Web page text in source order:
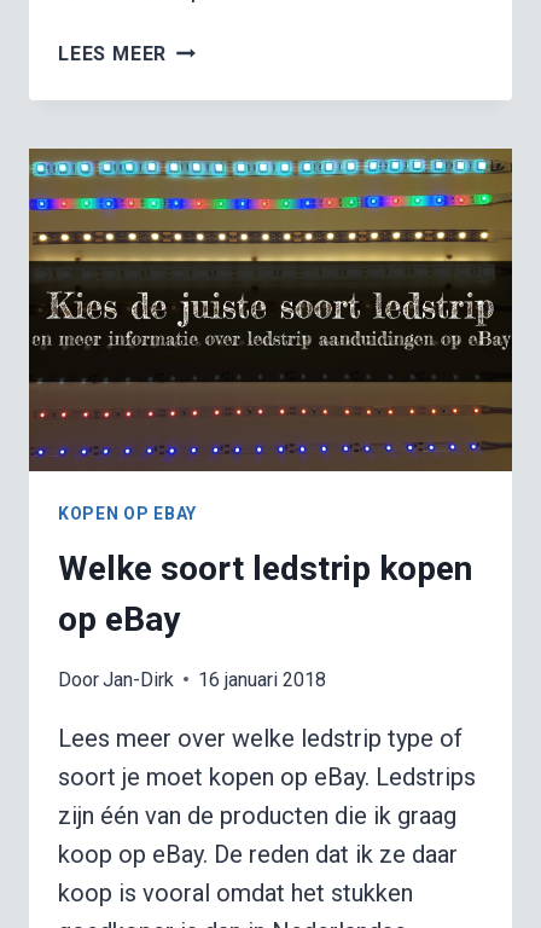
LEES MEER MARKTPLAATS
EBAY
DE
ROL
VAN
ONBEKEND
EBAY
KOPEN OP EBAY
Welke soort ledstrip kopen
op eBay
DoorJan-Dirk 16 januari 2018
Lees meer over welke ledstrip type of
soort je moet kopen op eBay. Ledstrips
zijn één van de producten die ik graag
koop op eBay. De reden dat ik ze daar
koop is vooral omdat het stukken